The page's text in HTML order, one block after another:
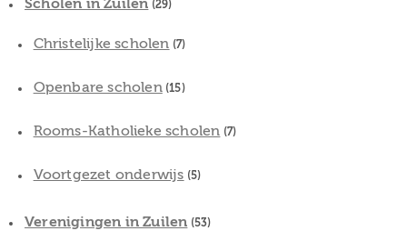
(29)
Christelijke scholen (7)
Openbare scholen(15)
Rooms-Katholieke scholen (7)
Voortgezet onderwijs (5)
Verenigingen in Zuilen (53)